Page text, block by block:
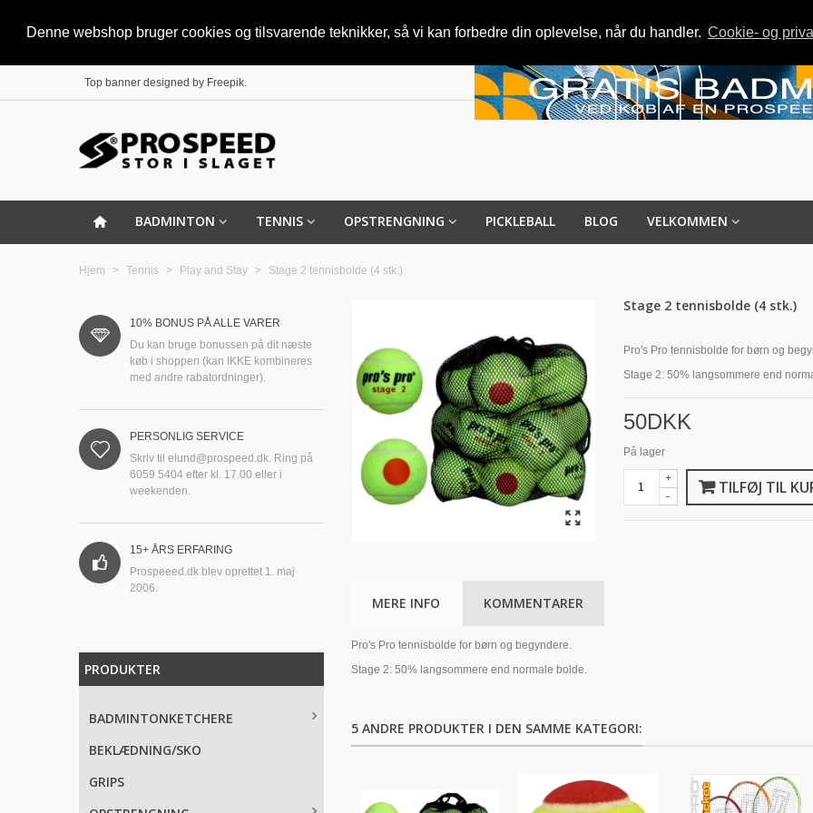
Denne webshop bruger cookies og tilsvarende teknikker, så vi kan forbedre din oplevelse, når du handler. Cookie- og
Top banner designed by Freepik
BADMINTON TENNIS OPSTRENGNING PICKLEBALL BLOG VELKOMMEN
Hjem > Tennis > Play and Stay > Stage 2 tennisbolde (4 stk.)
10% BONUS PÅ ALLE VARER
Du kan bruge bonussen på dit næste
køb i shoppen (kan IKKE kombineres
med andre rabatordninger).
PERSONLIG SERVICE
Skriv til elund@prospeed.dk . Ring på
6059 5404 efter kl. 17.00 eller i
weekenden.
15+ ÅRS ERFARING
Prospeeed.dk blev oprettet 1. maj
2006.
PRODUKTER
BADMINTONKETCHERE
BEKLÆDNING/SKO
GRIPS
Stage 2 tennisbolde (4 stk.)
Pro's Pro tennisbolde for børn og
Stage 2: 50% langsommere end
50DKK
På lager
-
+ TILFØJ TIL
MERE INFO KOMMENTARER
Pro's Pro tennisbolde for børn og begyndere.
Stage 2: 50% langsommere end normale bolde.
5 ANDRE PRODUKTER I DEN SAMME KATEGORI: